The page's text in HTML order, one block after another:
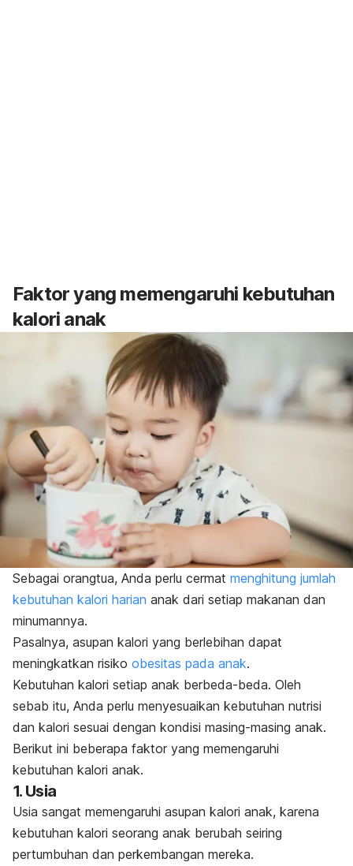
Faktor yang memengaruhi kebutuhan
kalori anak
Sebagai orangtua, Anda perlu cermat menghitung jumlah
kebutuhan kalori harian anak dari setiap makanan dan
minumannya.
Pasalnya, asupan kalori yang berlebihan dapat
meningkatkan risiko obesitas pada anak.
Kebutuhan kalori setiap anak berbeda-beda. Oleh
sebab itu, Anda perlu menyesuaikan kebutuhan nutrisi
dan kalori sesuai dengan kondisi masing-masing anak.
Berikut ini beberapa faktor yang memengaruhi
kebutuhan kalori anak.
1. Usia
Usia sangat memengaruhi asupan kalori anak, karena
kebutuhan kalori seorang anak berubah seiring
pertumbuhan dan perkembangan mereka.